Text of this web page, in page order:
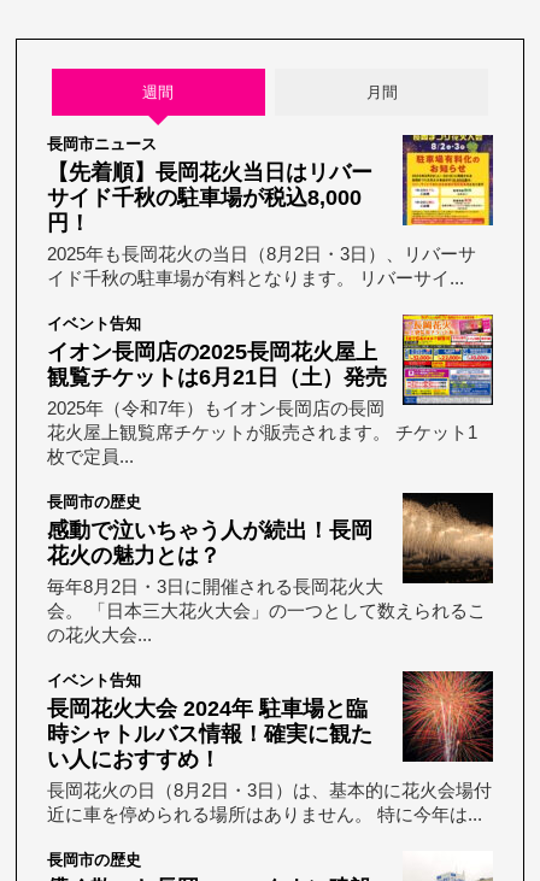
週間 月間
長岡市ニュース
【先着順】長岡花火当日はリバー
サイド千秋の駐車場が税込8,000
円！
2025年も長岡花火の当日（8月2日・3日）、リバーサ
イド千秋の駐車場が有料となります。 リバーサイ...
イベント告知
イオン長岡店の2025長岡花火屋上
観覧チケットは6月21日（土）発売
2025年（令和7年）もイオン長岡店の長岡
花火屋上観覧席チケットが販売されます。 チケット1
枚で定員...
長岡市の歴史
感動で泣いちゃう人が続出！長岡
花火の魅力とは？
毎年8月2日・3日に開催される長岡花火大
会。 「日本三大花火大会」の一つとして数えられるこ
の花火大会...
イベント告知
長岡花火大会 2024年 駐車場と臨
時シャトルバス情報！確実に観た
い人におすすめ！
長岡花火の日（8月2日・3日）は、基本的に花火会場付
近に車を停められる場所はありません。 特に今年は...
長岡市の歴史